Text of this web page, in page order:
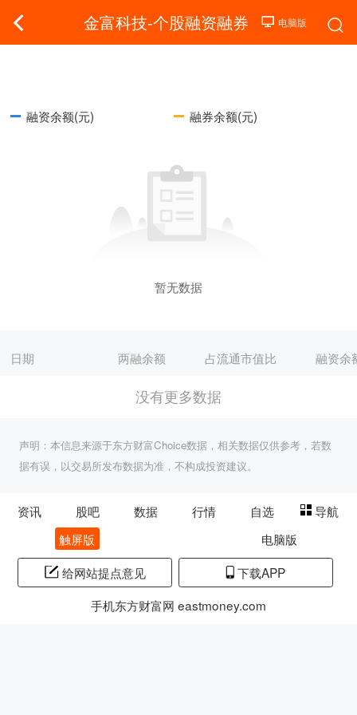
金富科技-个股融资融券
融资余额(元) 融券余额(元)
暂无数据
日期 两融余额 占流通市值比 融资余
没有更多数据
声明：本信息来源于东方财富Choice数据，相关数据仅供参考，若数
据有误，以交易所发布数据为准，不构成投资建议。
资讯 股吧 数据 行情 自选
导航
触屏版
电脑版
给网站提点意见
下载APP
手机东方财富网 eastmoney.com